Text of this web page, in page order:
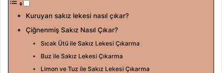
X t
a
g
Kuruyan sakız lekesi nasıl çıkar?
Çiğnenmiş Sakız Nasıl Çıkar?
Sıcak Ütü ile Sakız Lekesi Çıkarma
Buz ile Sakız Lekesi Çıkarma
Limon ve Tuz ile Sakız Lekesi Çıkarma